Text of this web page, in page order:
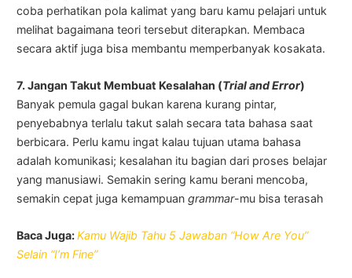
coba perhatikan pola kalimat yang baru kamu pelajari untuk
melihat bagaimana teori tersebut diterapkan. Membaca
secara aktif juga bisa membantu memperbanyak kosakata.
7. Jangan Takut Membuat Kesalahan (Trial and Error)
Banyak pemula gagal bukan karena kurang pintar,
penyebabnya terlalu takut salah secara tata bahasa saat
berbicara. Perlu kamu ingat kalau tujuan utama bahasa
adalah komunikasi; kesalahan itu bagian dari proses belajar
yang manusiawi. Semakin sering kamu berani mencoba,
semakin cepat juga kemampuangrammar-mu bisa terasah
Baca Juga:Kamu Wajib Tahu 5 Jawaban “How Are You”
Selain “I’m Fine”